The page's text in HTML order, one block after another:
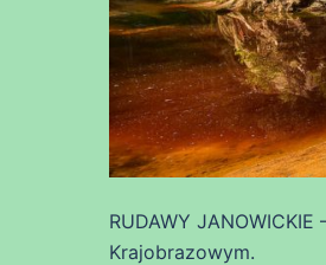
RUDAWY
Krajobrazowym.